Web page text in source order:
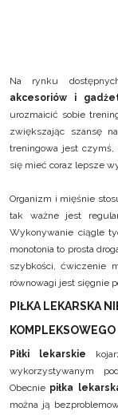
Na rynku
akcesoriów i
urozmaicić sobie
zwiększając szansę
treningowa jest
się mieć coraz lepsze
Organizm i mięśnie
tak ważne jest
Wykonywanie ciągle
monotonia to prosta
szybkości, ćwiczenie
równowagi jest sięgnie
PIŁKA LEKARSKA
Piłki lekarskie
wykorzystywanym
Obecnie piłka
można ją